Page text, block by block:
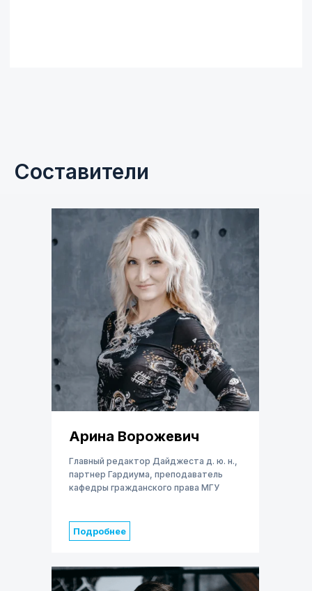
Составители
Арина Ворожевич
Главный редактор Дайджеста д. ю. н.,
партнер Гардиума, преподаватель
кафедры гражданского права МГУ
Подробнее